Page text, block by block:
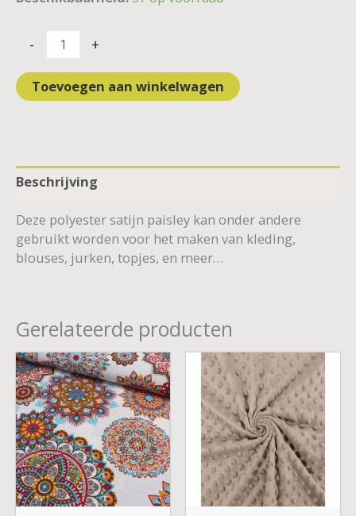
- +
Toevoegen aan winkelwagen
Beschrijving
Deze polyester satijn paisley kan onder andere
gebruikt worden voor het maken van kleding,
blouses, jurken, topjes, en meer…
Gerelateerde producten